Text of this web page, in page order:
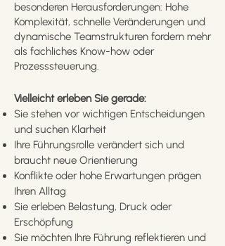
besonderen Herausforderungen: Hohe
Komplexität, schnelle Veränderungen und
dynamische Teamstrukturen fordern mehr
als fachliches Know-how oder
Prozesssteuerung.
Vielleicht erleben Sie gerade:
Sie stehen vor wichtigen Entscheidungen
und suchen Klarheit
Ihre Führungsrolle verändert sich und
braucht neue Orientierung
Konflikte oder hohe Erwartungen prägen
Ihren Alltag
Sie erleben Belastung, Druck oder
Erschöpfung
Sie möchten Ihre Führung reflektieren und